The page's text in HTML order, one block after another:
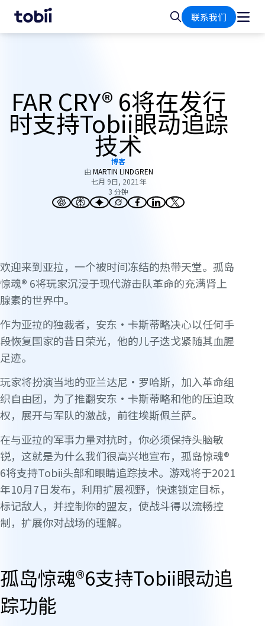
页
搜
索
联系我们
FAR CRY® 6将在发行
时支持Tobii眼动追踪
技术
博客
由 MARTIN LINDGREN
七月 9日, 2021年
3 分钟
欢迎来到亚拉，一个被时间冻结的热带天堂。孤岛
惊魂® 6将玩家沉浸于现代游击队革命的充满肾上
腺素的世界中。
作为亚拉的独裁者，安东·卡斯蒂略决心以任何手
段恢复国家的昔日荣光，他的儿子迭戈紧随其血腥
足迹。
玩家将扮演当地的亚兰达尼·罗哈斯，加入革命组
织自由团，为了推翻安东·卡斯蒂略和他的压迫政
权，展开与军队的激战，前往埃斯佩兰萨。
在与亚拉的军事力量对抗时，你必须保持头脑敏
锐，这就是为什么我们很高兴地宣布，孤岛惊魂®
6将支持Tobii头部和眼睛追踪技术。游戏将于2021
年10月7日发布，利用扩展视野，快速锁定目标，
标记敌人，并控制你的盟友，使战斗得以流畅控
制，扩展你对战场的理解。
孤岛惊魂®6支持Tobii眼动追
踪功能